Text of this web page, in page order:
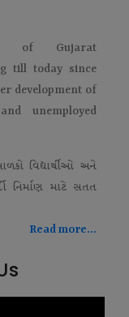
of Gujarat
till today since
development of
unemployed
વિદ્યાર્થીઓ અને
નિર્માણ માટે સતત
Read more...